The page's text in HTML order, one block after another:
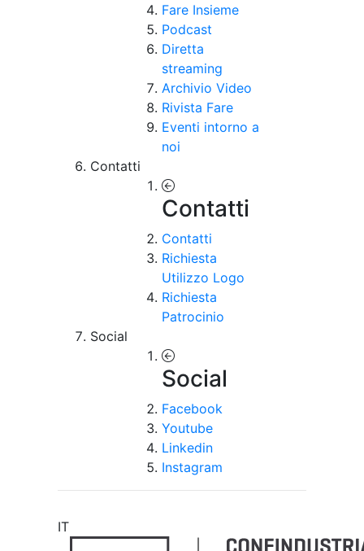
Fare Insieme
Podcast
Diretta
streaming
Archivio Video
Rivista Fare
Eventi intorno a
noi
Contatti
Contatti
Contatti
Richiesta
Utilizzo Logo
Richiesta
Patrocinio
Social
Social
Facebook
Youtube
Linkedin
Instagram
IT